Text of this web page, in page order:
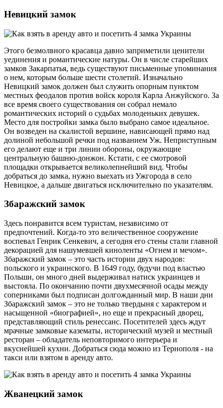
Невицкий замок
Этого безмолвного красавца давно заприметили ценители
уединения и романтические натуры. Он в числе старейших
замков Закарпатья, ведь существуют письменные упоминания
о нем, которым больше шести столетий. Изначально
Невицкий замок должен был служить опорным пунктом
местных феодалов против войск короля Карла Анжуйского. За
все время своего существования он собрал немало
романтических историй о судьбах молоденьких девушек.
Место для постройки замка было выбрано самое идеальное.
Он возведен на скалистой вершине, нависающей прямо над
долиной небольшой речки под названием Уж. Неприступным
его делают еще и три линии обороны, окружающие
центральную башню-донжон. Кстати, с ее смотровой
площадки открывается великолепнейший вид. Чтобы
добраться до замка, нужно выехать из Ужгорода в село
Невицкое, а дальше двигаться исключительно по указателям.
Збаражский замок
Здесь понравится всем туристам, независимо от
предпочтений. Когда-то это величественное сооружение
воспевал Генрик Сенкевич, а сегодня его стены стали главной
декорацией для нашумевшей киноленты «Огнем и мечом».
Збаражский замок – это часть истории двух народов:
польского и украинского. В 1649 году, будучи под властью
Польши, он много дней выдерживал натиск украинцев и
выстояла. По окончанию почти двухмесячной осады между
соперниками был подписан долгожданный мир. В наши дни
Збаражский замок – это не только твердыня с характером и
насыщенной «биографией», но еще и прекрасный дворец,
представляющий стиль ренессанс. Посетителей здесь ждут
мрачные замковые казематы, исторический музей и местный
ресторан – обладатель неповторимого интерьера и
вкуснейшей кухни. Добраться сюда можно из Тернополя - на
такси или взятом в аренду авто.
Жванецкий замок